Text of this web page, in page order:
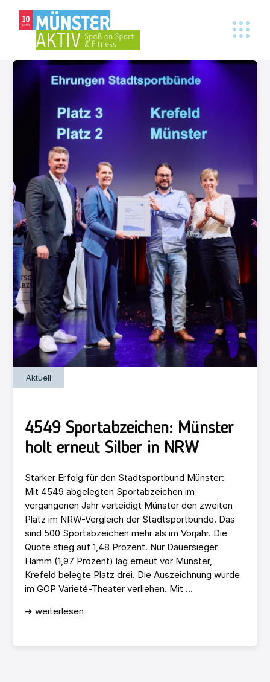
Aktuell
4549 Sportabzeichen: Münster
holt erneut Silber in NRW
Starker Erfolg für den Stadtsportbund Münster:
Mit 4549 abgelegten Sportabzeichen im
vergangenen Jahr verteidigt Münster den zweiten
Platz im NRW-Vergleich der Stadtsportbünde. Das
sind 500 Sportabzeichen mehr als im Vorjahr. Die
Quote stieg auf 1,48 Prozent. Nur Dauersieger
Hamm (1,97 Prozent) lag erneut vor Münster,
Krefeld belegte Platz drei. Die Auszeichnung wurde
im GOP Varieté-Theater verliehen. Mit ...
➜ weiterlesen